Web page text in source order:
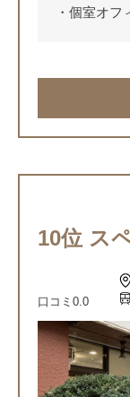
個室オフ
10位 ︎ス
口コミ 0.0